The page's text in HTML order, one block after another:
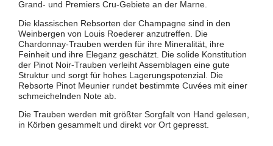
Grand- und Premiers Cru-Gebiete an der Marne.
Die klassischen Rebsorten der Champagne sind in den
Weinbergen von Louis Roederer anzutreffen. Die
Chardonnay-Trauben werden für ihre Mineralität, ihre
Feinheit und ihre Eleganz geschätzt. Die solide Konstitution
der Pinot Noir-Trauben verleiht Assemblagen eine gute
Struktur und sorgt für hohes Lagerungspotenzial. Die
Rebsorte Pinot Meunier rundet bestimmte Cuvées mit einer
schmeichelnden Note ab.
Die Trauben werden mit größter Sorgfalt von Hand gelesen,
in Körben gesammelt und direkt vor Ort gepresst.